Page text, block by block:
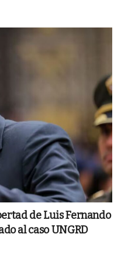
de Luis Fernando
al caso UNGRD